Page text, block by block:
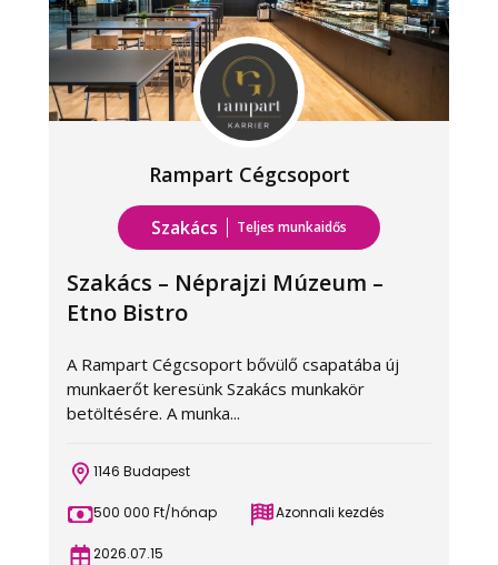
Rampart Cégcsoport
Szakács Teljes munkaidős
Szakács – Néprajzi Múzeum –
Etno Bistro
A Rampart Cégcsoport bővülő csapatába új
munkaerőt keresünk Szakács munkakör
betöltésére. A munka...
1146 Budapest
500 000 Ft/hónap Azonnali kezdés
2026.07.15